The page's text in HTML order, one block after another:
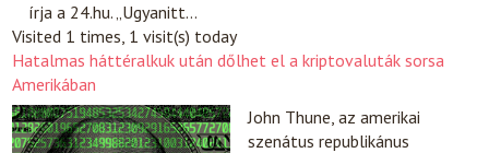
írja a 24.hu. „Ugyanitt…
Visited 1 times, 1 visit(s) today
Hatalmas háttéralkuk után dőlhet el a kriptovaluták sorsa
Amerikában
John Thune, az amerikai
szenátus republikánus